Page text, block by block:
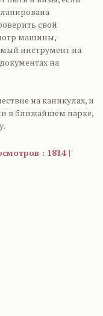
свой
машины,
инструмент на
на
на каникулах, и
в ближайшем парке,
: 1814 |